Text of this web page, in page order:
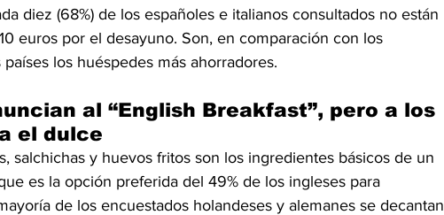
diez (68%) de los españoles e italianos consultados no están
euros por el desayuno. Son, en comparación con los
los huéspedes más ahorradores.
al “English Breakfast”, pero a los
el dulce
salchichas y huevos fritos son los ingredientes básicos de un
es la opción preferida del 49% de los ingleses para
de los encuestados holandeses y alemanes se decantan